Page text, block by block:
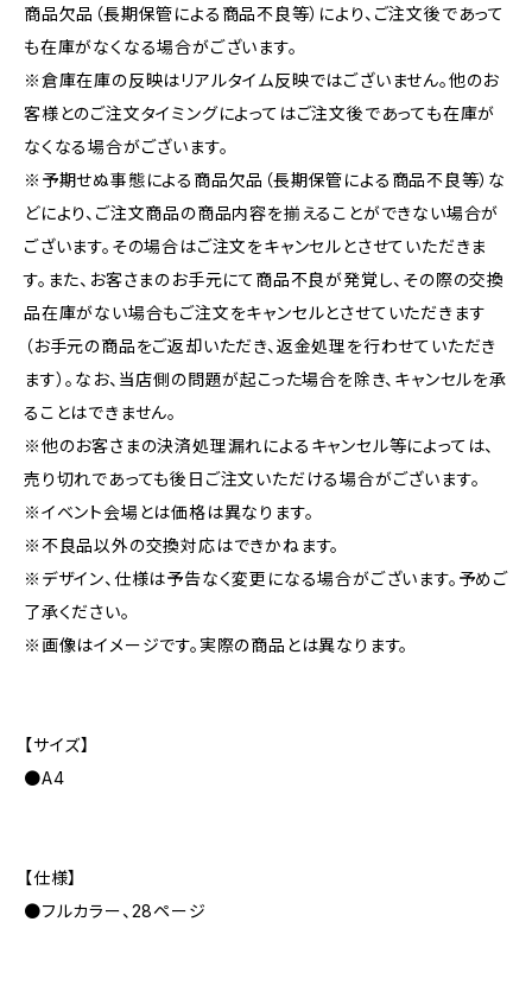
商品欠品（長期保管による商品不良等）により、ご注文後であって
も在庫がなくなる場合がございます。
※倉庫在庫の反映はリアルタイム反映ではございません。他のお
客様とのご注文タイミングによってはご注文後であっても在庫が
なくなる場合がございます。
※予期せぬ事態による商品欠品（長期保管による商品不良等）な
どにより、ご注文商品の商品内容を揃えることができない場合が
ございます。その場合はご注文をキャンセルとさせていただきま
す。また、お客さまのお手元にて商品不良が発覚し、その際の交換
品在庫がない場合もご注文をキャンセルとさせていただきます
（お手元の商品をご返却いただき、返金処理を行わせていただき
ます）。なお、当店側の問題が起こった場合を除き、キャンセルを承
ることはできません。
※他のお客さまの決済処理漏れによるキャンセル等によっては、
売り切れであっても後日ご注文いただける場合がございます。
※イベント会場とは価格は異なります。
※不良品以外の交換対応はできかねます。
※デザイン、仕様は予告なく変更になる場合がございます。予めご
了承ください。
※画像はイメージです。実際の商品とは異なります。
【サイズ】
●A4
【仕様】
●フルカラー、28ページ